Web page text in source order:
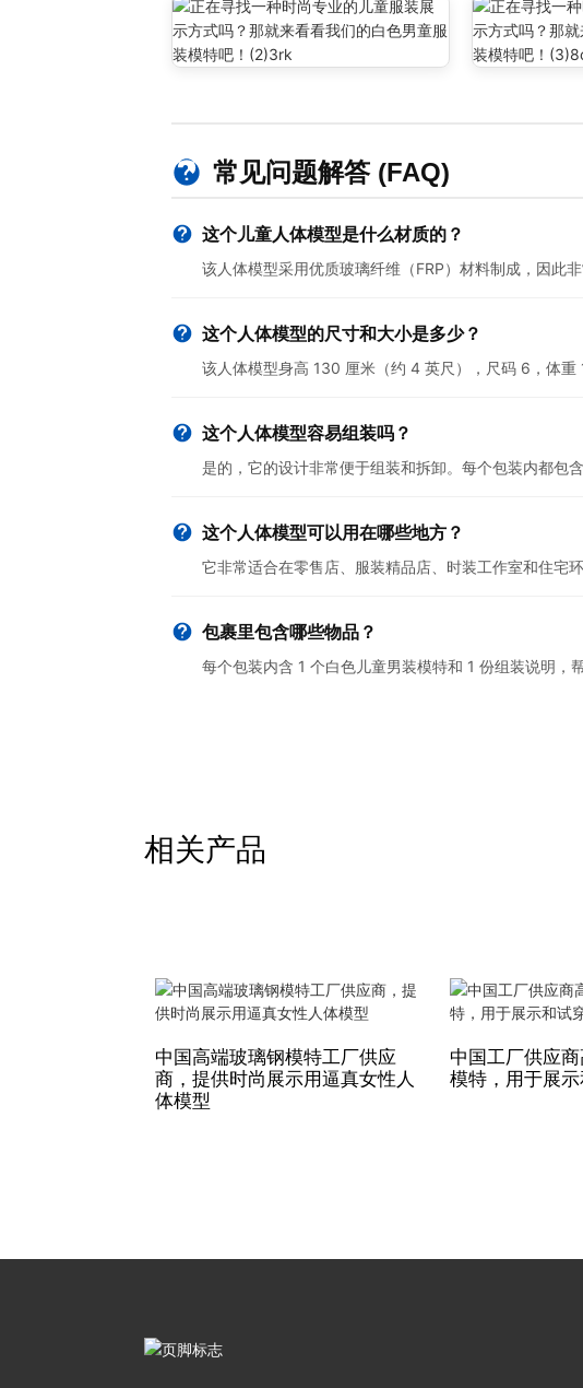
常见问题解答 (FAQ)
这个儿童人体模型是什么材质的？
该人体模型采用优质玻璃纤维（FRP）材料制成，因此
这个人体模型的尺寸和大小是多少？
该人体模型身高 130 厘米（约 4 英尺），尺码 6，体
这个人体模型容易组装吗？
是的，它的设计非常便于组装和拆卸。每个包装内都包
这个人体模型可以用在哪些地方？
它非常适合在零售店、服装精品店、时装工作室和住宅
包裹里包含哪些物品？
每个包装内含 1 个白色儿童男装模特和 1 份组装说明，
相关产品
中国高端玻璃钢模特工厂供应
商，提供时尚展示用逼真女性人
体模型
中国工厂供应
模特，用于展